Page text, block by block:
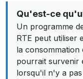
Qu'est-ce
Un programme
RTE peut utiliser
la
pourrait survenir
lorsqu'il n'y a